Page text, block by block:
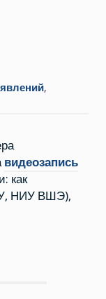
,
видеозапись
как
НИУ ВШЭ),